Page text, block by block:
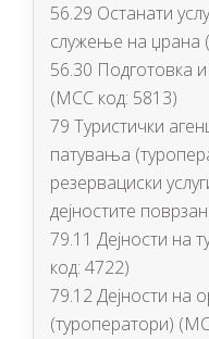
56.29 Останати
служење на џрана
56.30 Подготовка
(МСС код: 5813)
79 Туристички
патувања
резервациски
дејностите
79.11 Дејности на
код: 4722)
79.12 Дејности на
(туроператори)